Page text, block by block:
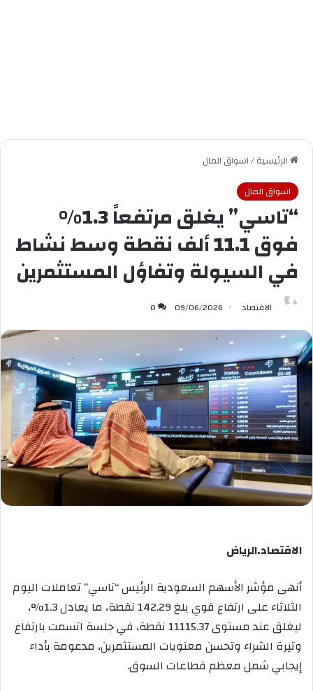
الرئيسية/اسواق المال
اسواق المال
“تاسي” يغلق مرتفعاً 1.3%
فوق 11.1 ألف نقطة وسط نشاط
في السيولة وتفاؤل المستثمرين
الاقتصاد 09/06/2026
0
الاقتصاد.الرياض
أنهى مؤشر الأسهم السعودية الرئيس “تاسي” تعاملات اليوم
الثلاثاء على ارتفاع قوي بلغ 142.29 نقطة، ما يعادل 1.3%،
ليغلق عند مستوى 11115.37 نقطة، في جلسة اتسمت بارتفاع
وتيرة الشراء وتحسن معنويات المستثمرين، مدعومة بأداء
إيجابي شمل معظم قطاعات السوق.